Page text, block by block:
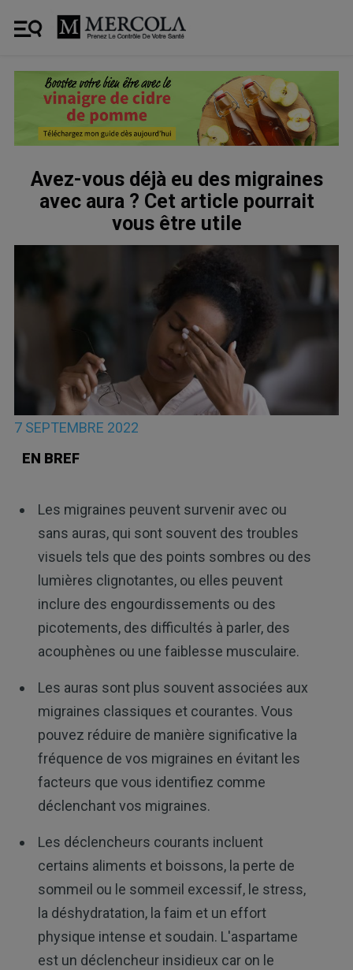
Avez-vous déjà eu des migraines
avec aura ? Cet article pourrait
vous être utile
7 SEPTEMBRE 2022
EN BREF
Les migraines peuvent survenir avec ou
sans auras, qui sont souvent des troubles
visuels tels que des points sombres ou des
lumières clignotantes, ou elles peuvent
inclure des engourdissements ou des
picotements, des difficultés à parler, des
acouphènes ou une faiblesse musculaire.
Les auras sont plus souvent associées aux
migraines classiques et courantes. Vous
pouvez réduire de manière significative la
fréquence de vos migraines en évitant les
facteurs que vous identifiez comme
déclenchant vos migraines.
Les déclencheurs courants incluent
certains aliments et boissons, la perte de
sommeil ou le sommeil excessif, le stress,
la déshydratation, la faim et un effort
physique intense et soudain. L'aspartame
est un déclencheur insidieux car on le